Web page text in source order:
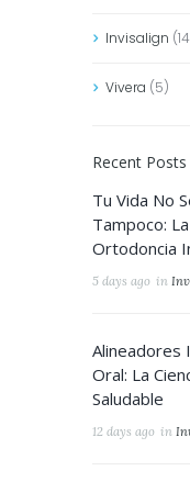
Invisalign
Vivera (5)
Recent Posts
Tu Vida No
Tampoco:
Ortodoncia
5 days ago in
Alineadores
Oral: La
Saludable
12 days ago in